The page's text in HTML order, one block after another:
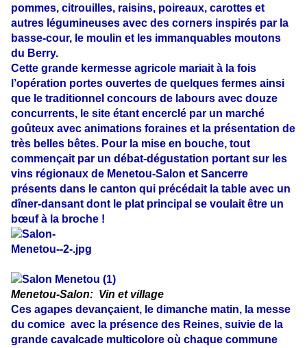
pommes, citrouilles, raisins, poireaux, carottes et
autres légumineuses avec des corners inspirés par la
basse-cour, le moulin et les immanquables moutons
du Berry.
Cette grande kermesse agricole mariait à la fois
l’opération portes ouvertes de quelques fermes ainsi
que le traditionnel concours de labours avec douze
concurrents, le site étant encerclé par un marché
goûteux avec animations foraines et la présentation de
très belles bêtes. Pour la mise en bouche, tout
commençait par un débat-dégustation portant sur les
vins régionaux de Menetou-Salon et Sancerre
présents dans le canton qui précédait la table avec un
dîner-dansant dont le plat principal se voulait être un
bœuf à la broche !
Menetou-Salon: Vin et village
Ces agapes devançaient, le dimanche matin, la messe
du comice avec la présence des Reines, suivie de la
grande cavalcade multicolore où chaque commune